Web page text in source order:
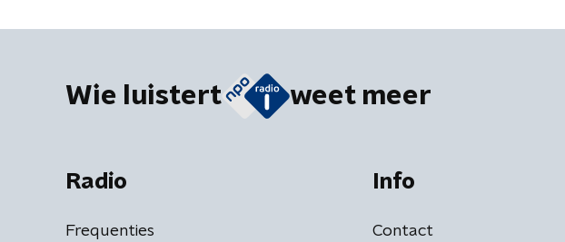
Wie luistert weet meer
Radio
Frequenties
Info
Contact